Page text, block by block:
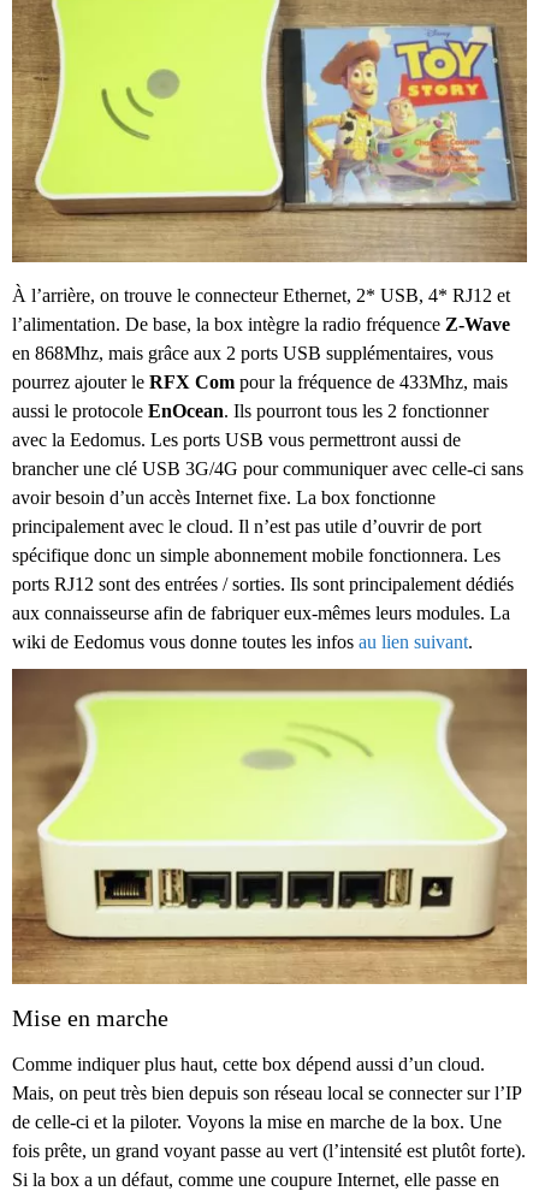
À l’arrière, on trouve le connecteur Ethernet, 2* USB, 4* RJ12 et
l’alimentation. De base, la box intègre la radio fréquence Z-Wave
en 868Mhz, mais grâce aux 2 ports USB supplémentaires, vous
pourrez ajouter le RFX Com pour la fréquence de 433Mhz, mais
aussi le protocole EnOcean. Ils pourront tous les 2 fonctionner
avec la Eedomus. Les ports USB vous permettront aussi de
brancher une clé USB 3G/4G pour communiquer avec celle-ci sans
avoir besoin d’un accès Internet fixe. La box fonctionne
principalement avec le cloud. Il n’est pas utile d’ouvrir de port
spécifique donc un simple abonnement mobile fonctionnera. Les
ports RJ12 sont des entrées / sorties. Ils sont principalement dédiés
aux connaisseurse afin de fabriquer eux-mêmes leurs modules. La
wiki de Eedomus vous donne toutes les infos au lien suivant.
Mise en marche
Comme indiquer plus haut, cette box dépend aussi d’un cloud.
Mais, on peut très bien depuis son réseau local se connecter sur l’IP
de celle-ci et la piloter. Voyons la mise en marche de la box. Une
fois prête, un grand voyant passe au vert (l’intensité est plutôt forte).
Si la box a un défaut, comme une coupure Internet, elle passe en